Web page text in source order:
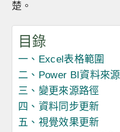
楚。
目錄
一、Excel表格範圍
二、Power BI資料來源
三、變更來源路徑
四、資料同步更新
五、視覺效果更新